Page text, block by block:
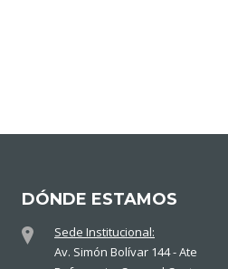
DÓNDE ESTAMOS
Sede Institucional:
Av. Simón Bolívar 144 - Ate